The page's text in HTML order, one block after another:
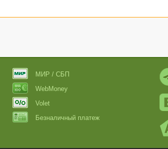
МИР / СБП
WebMoney
Volet
Безналичный платеж